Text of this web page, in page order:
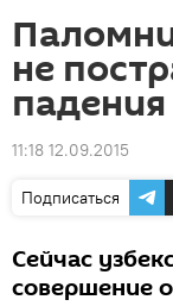
не
11:18 12.09.2015
Подписаться
Сейчас
совершение